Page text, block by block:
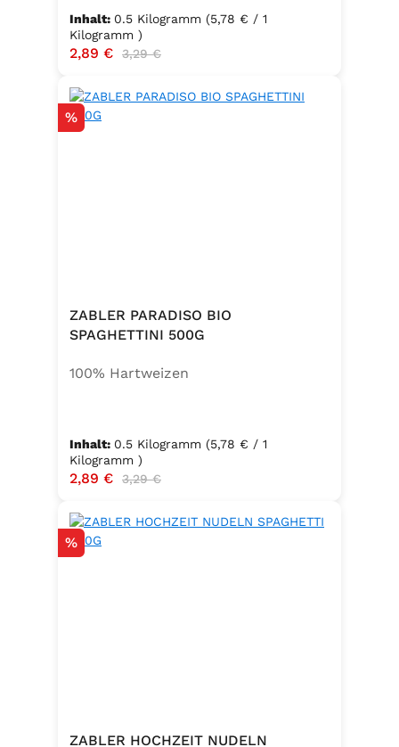
Inhalt: 0.5 Kilogramm (5,78 € / 1
Kilogramm )
Verkaufspreis:
2,89 € Regulärer Preis:
3,29 €
Rabatt
%
ZABLER PARADISO BIO
SPAGHETTINI 500G
100% Hartweizen
Inhalt: 0.5 Kilogramm (5,78 € / 1
Kilogramm )
Verkaufspreis:
2,89 € Regulärer Preis:
3,29 €
Rabatt
%
ZABLER HOCHZEIT NUDELN